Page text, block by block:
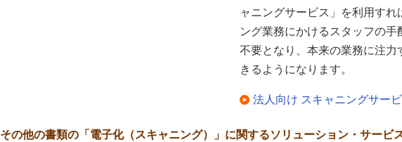
ャニングサービス」を利用すれ
ング業務にかけるスタッフの手
不要となり、本来の業務に注力
きるようになります。
法人向け スキャニングサー
その他の書類の「電子化（スキャニング）」に関するソリューション・サービ